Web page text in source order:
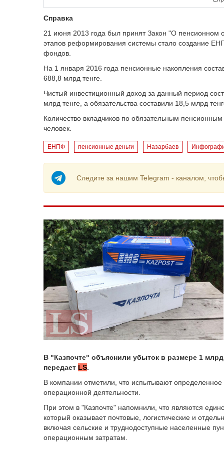
Справка
21 июня 2013 года был принят Закон "О пенсионном
этапов реформирования системы стало создание
фондов.
На 1 января 2016 года пенсионные накопления
688,8 млрд тенге.
Чистый инвестиционный доход за данный период
млрд тенге, а обязательства составили 18,5 млрд
Количество вкладчиков по обязательным
человек.
ЕНПФ пенсионные деньги Назарбаев
Следите за нашим Telegram - каналом,
В "Казпочте" объяснили убыток в размере 1 млрд
передает LS.
В компании отметили, что испытывают
операционной деятельности.
При этом в "Казпочте" напомнили, что являются
который оказывает почтовые, логистические и
включая сельские и труднодоступные населенные
операционным затратам.